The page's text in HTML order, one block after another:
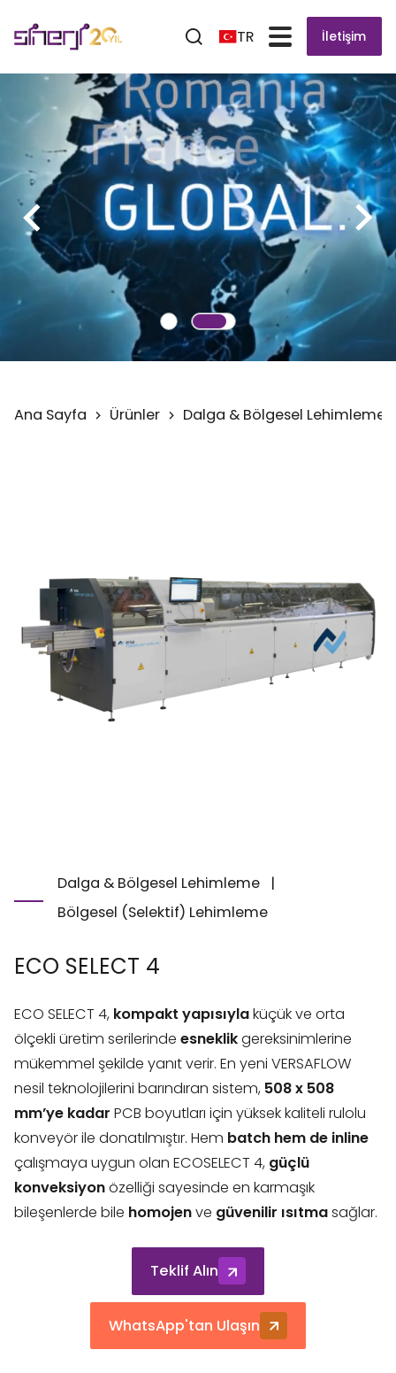
TR İletişim
ECO SELECT 4
Üstün Lehimleme Kalitesi Sunan Inline ve Batch Selektif
Lehimleme Sistemi
Ana Sayfa Ürünler Dalga & Bölgesel Lehimleme
Dalga & Bölgesel Lehimleme
|
Bölgesel (Selektif) Lehimleme
ECO SELECT 4
ECO SELECT 4, kompakt yapısıylaküçük ve orta
ölçekli üretim serilerindeesneklikgereksinimlerine
mükemmel şekilde yanıt verir. En yeni VERSAFLOW
nesil teknolojilerini barındıran sistem, 508 x 508
mm’ye kadar PCB boyutları için yüksek kaliteli rulolu
konveyör ile donatılmıştır. Hem batch hem de inline
çalışmaya uygun olan ECOSELECT 4, güçlü
konveksiyonözelliği sayesinde en karmaşık
bileşenlerde bile homojenve güvenilir ısıtmasağlar.
Teklif Alın
WhatsApp'tan Ulaşın